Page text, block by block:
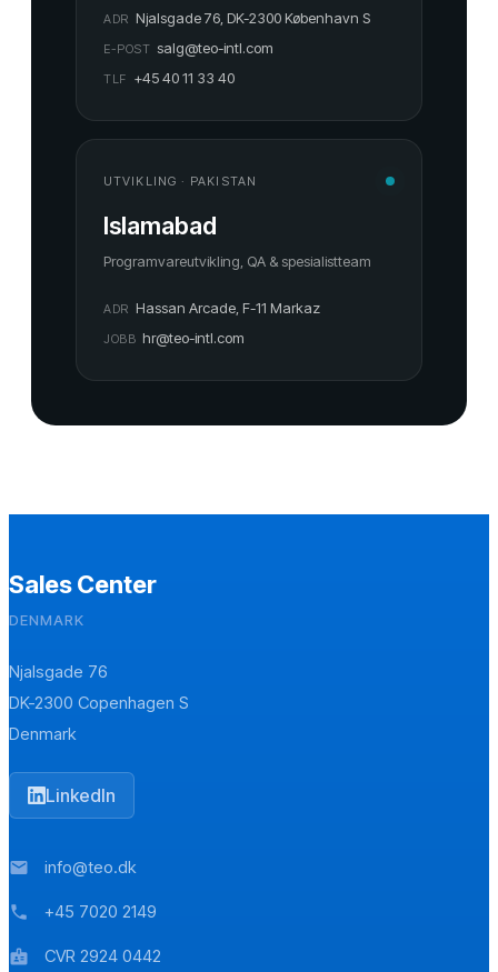
ADR Njalsgade 76, DK-2300 København S
E-POST salg@teo-intl.com
TLF +45 40 11 33 40
UTVIKLING · PAKISTAN
Islamabad
Programvareutvikling, QA & spesialistteam
ADR Hassan Arcade, F-11 Markaz
JOBB hr@teo-intl.com
Sales Center
DENMARK
Njalsgade 76
DK-2300 Copenhagen S
Denmark
LinkedIn
mail info@teo.dk
phone +45 7020 2149
badge CVR 2924 0442